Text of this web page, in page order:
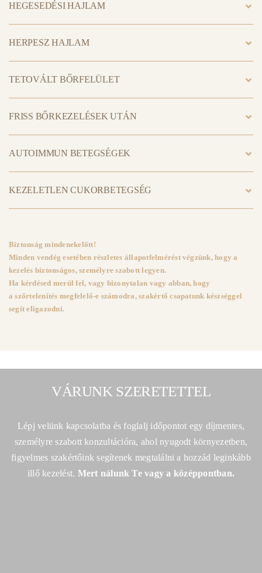
HEGESEDÉSI HAJLAM
HERPESZ HAJLAM
TETOVÁLT BŐRFELÜLET
FRISS BŐRKEZELÉSEK UTÁN
AUTOIMMUN BETEGSÉGEK
KEZELETLEN CUKORBETEGSÉG
Biztonság mindenekelőtt!
Minden vendég esetében részletes állapotfelmérést végzünk, hogy a
kezelés biztonságos, személyre szabott legyen.
Ha kérdésed merül fel, vagy bizonytalan vagy abban, hogy
a szőrtelenítés megfelelő-e számodra, szakértő csapatunk készséggel
segít eligazodni.
VÁRUNK SZERETETTEL
Lépj velünk kapcsolatba és foglalj időpontot egy díjmentes,
személyre szabott konzultációra, ahol nyugodt környezetben,
figyelmes szakértőink segítenek megtalálni a hozzád leginkább
illő kezelést. Mert nálunk Te vagy a középpontban.